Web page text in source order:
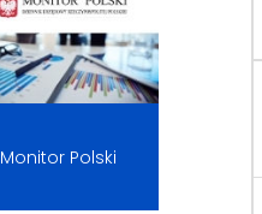
Monitor Polski